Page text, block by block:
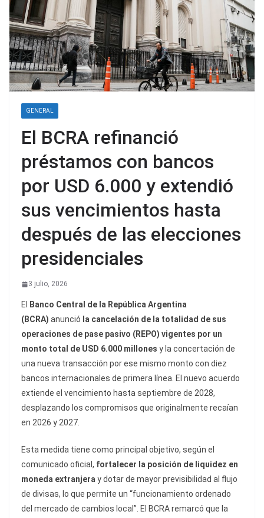
GENERAL
El BCRA refinanció
préstamos con bancos
por USD 6.000 y extendió
sus vencimientos hasta
después de las elecciones
presidenciales
3 julio, 2026
El
Banco Central de la República Argentina
(BCRA) anunció la cancelación de la totalidad de sus
operaciones de pase pasivo (REPO) vigentes por un
monto total de USD 6.000 millones y la concertación de
una nueva transacción por ese mismo monto con diez
bancos internacionales de primera línea. El nuevo acuerdo
extiende el vencimiento hasta septiembre de 2028,
desplazando los compromisos que originalmente recaían
en 2026 y 2027.
Esta medida tiene como principal objetivo, según el
comunicado oficial, fortalecer la posición de liquidez en
moneda extranjeray dotar de mayor previsibilidad al flujo
de divisas, lo que permite un “funcionamiento ordenado
del mercado de cambios local”. El BCRA remarcó que la